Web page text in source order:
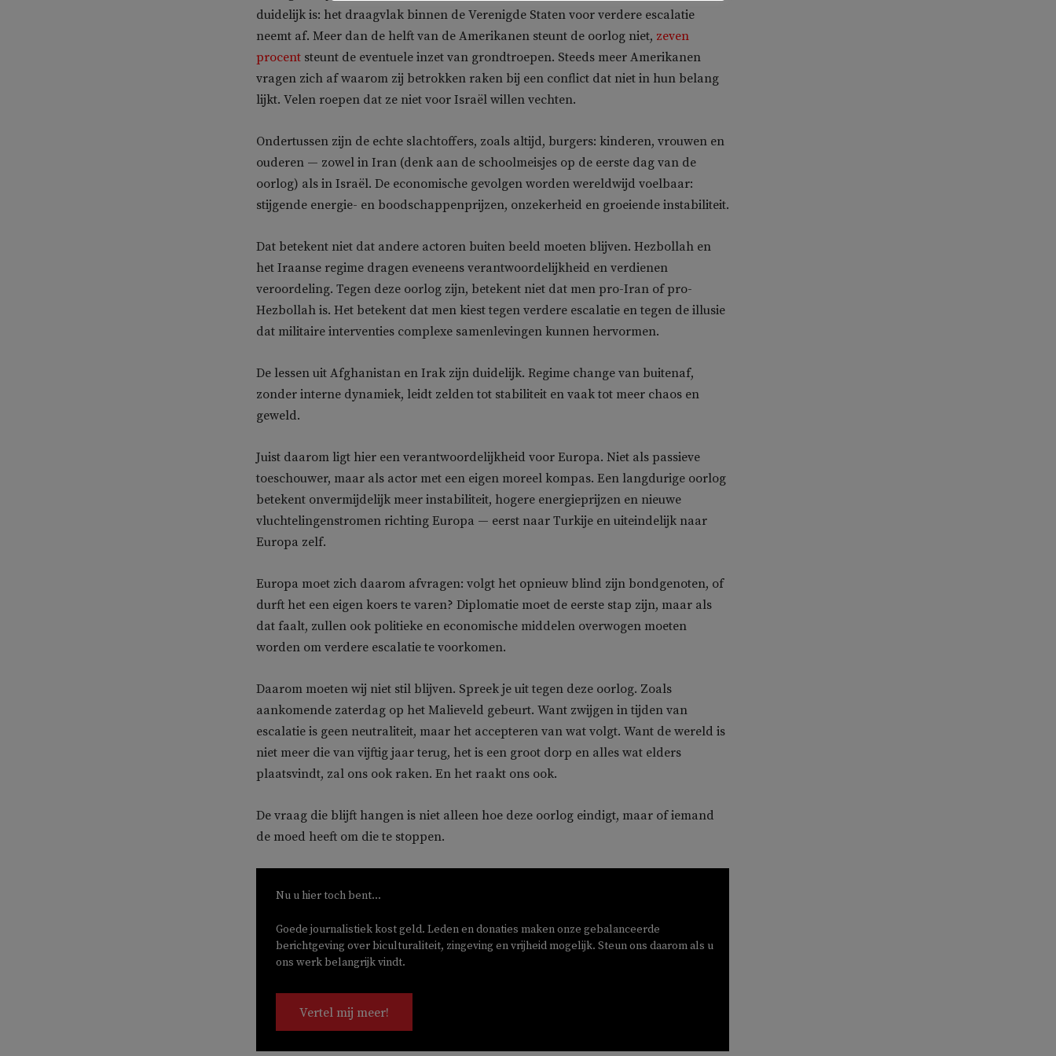
duidelijk is: het draagvlak binnen de Verenigde Staten voor verdere escalatie
neemt af. Meer dan de helft van de Amerikanen steunt de oorlog niet, zeven
procent steunt de eventuele inzet van grondtroepen. Steeds meer Amerikanen
vragen zich af waarom zij betrokken raken bij een conflict dat niet in hun belang
lijkt. Velen roepen dat ze niet voor Israël willen vechten.
Ondertussen zijn de echte slachtoffers, zoals altijd, burgers: kinderen, vrouwen en
ouderen — zowel in Iran (denk aan de schoolmeisjes op de eerste dag van de
oorlog) als in Israël. De economische gevolgen worden wereldwijd voelbaar:
stijgende energie- en boodschappenprijzen, onzekerheid en groeiende instabiliteit.
Dat betekent niet dat andere actoren buiten beeld moeten blijven. Hezbollah en
het Iraanse regime dragen eveneens verantwoordelijkheid en verdienen
veroordeling. Tegen deze oorlog zijn, betekent niet dat men pro-Iran of pro-
Hezbollah is. Het betekent dat men kiest tegen verdere escalatie en tegen de illusie
dat militaire interventies complexe samenlevingen kunnen hervormen.
De lessen uit Afghanistan en Irak zijn duidelijk. Regime change van buitenaf,
zonder interne dynamiek, leidt zelden tot stabiliteit en vaak tot meer chaos en
geweld.
Juist daarom ligt hier een verantwoordelijkheid voor Europa. Niet als passieve
toeschouwer, maar als actor met een eigen moreel kompas. Een langdurige oorlog
betekent onvermijdelijk meer instabiliteit, hogere energieprijzen en nieuwe
vluchtelingenstromen richting Europa — eerst naar Turkije en uiteindelijk naar
Europa zelf.
Europa moet zich daarom afvragen: volgt het opnieuw blind zijn bondgenoten, of
durft het een eigen koers te varen? Diplomatie moet de eerste stap zijn, maar als
dat faalt, zullen ook politieke en economische middelen overwogen moeten
worden om verdere escalatie te voorkomen.
Daarom moeten wij niet stil blijven. Spreek je uit tegen deze oorlog. Zoals
aankomende zaterdag op het Malieveld gebeurt. Want zwijgen in tijden van
escalatie is geen neutraliteit, maar het accepteren van wat volgt. Want de wereld is
niet meer die van vijftig jaar terug, het is een groot dorp en alles wat elders
plaatsvindt, zal ons ook raken. En het raakt ons ook.
De vraag die blijft hangen is niet alleen hoe deze oorlog eindigt, maar of iemand
de moed heeft om die te stoppen.
Nu u hier toch bent...
Goede journalistiek kost geld. Leden en donaties maken onze gebalanceerde
berichtgeving over biculturaliteit, zingeving en vrijheid mogelijk. Steun ons daarom als u
ons werk belangrijk vindt.
Vertel mij meer!